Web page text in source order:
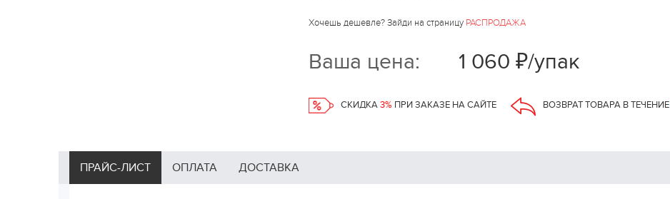
Хочешь дешевле? Зайди на страницу РАСПРОДАЖА
Ваша цена: 1 060 ₽/упак
СКИДКА3% ПРИ ЗАКАЗЕ НА САЙТЕ ВОЗВРАТ ТОВАРА В ТЕЧЕНИЕ
ПРАЙС-ЛИСТ ОПЛАТА ДОСТАВКА